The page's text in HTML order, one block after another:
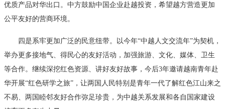
优质产品对华出口。中方鼓励中国企业赴越投资，希望越方营造更加
公平友好的营商环境。
四是系牢更加广泛的民意纽带。以今年“中越人文交流年”为契机，
举办更多接地气、得民心的友好活动，加强旅游、文化、媒体、卫生
等合作。继续深挖红色资源、讲好友好故事，今后3年邀请越南青年赴
华开展“红色研学之旅”，让两国人民特别是青年一代了解红色江山来之
不易、两国睦邻友好合作弥足珍贵，为中越关系发展和各自国家建设